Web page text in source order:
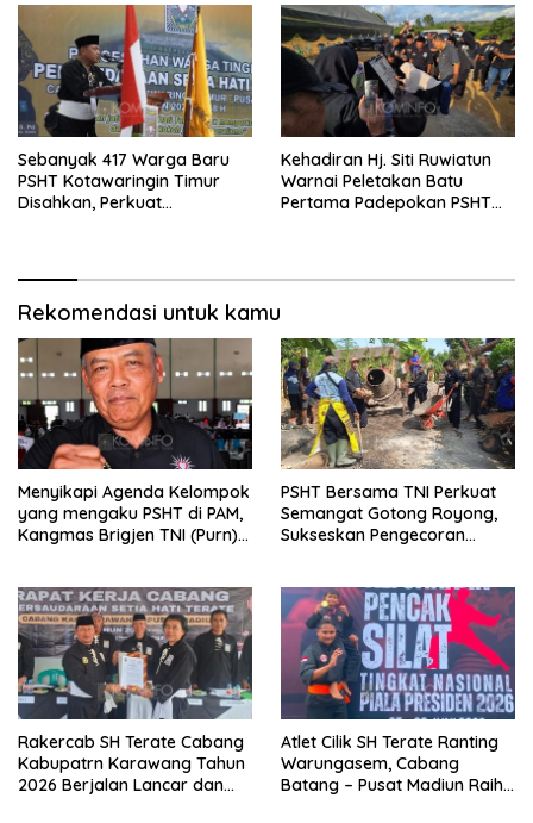
Sebanyak 417 Warga Baru
PSHT Kotawaringin Timur
Disahkan, Perkuat
Kehadiran Hj. Siti Ruwiatun
Warnai Peletakan Batu
Pertama Padepokan PSHT
Rekomendasi untuk kamu
Menyikapi Agenda Kelompok
yang mengaku PSHT di PAM,
Kangmas Brigjen TNI (Purn)
PSHT Bersama TNI Perkuat
Semangat Gotong Royong,
Sukseskan Pengecoran
Rakercab SH Terate Cabang
Kabupatrn Karawang Tahun
2026 Berjalan Lancar dan
Atlet Cilik SH Terate Ranting
Warungasem, Cabang
Batang – Pusat Madiun Raih